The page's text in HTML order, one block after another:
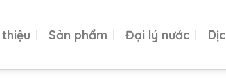
Sản phẩm Đại lý nước